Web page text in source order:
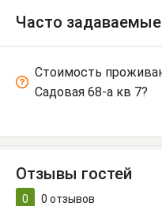
Часто
Стоимость
Садовая 68-а кв 7?
Отзывы гостей
0 0 отзывов